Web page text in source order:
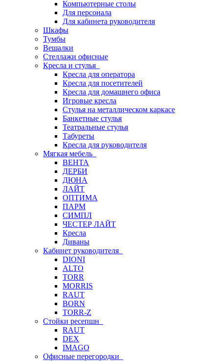
Компьютерные столы
Для персонала
Для кабинета руководителя
Шкафы
Тумбы
Вешалки
Стеллажи офисные
Кресла и стулья
Кресла для оператора
Кресла для посетителей
Кресла для домашнего офиса
Игровые кресла
Стулья на металлическом каркасе
Банкетные стулья
Театральные стулья
Табуреты
Кресла для руководителя
Мягкая мебель
ВЕНТА
ДЕРБИ
ДЮНА
ЛАЙТ
ОПТИМА
ПАРМ
СИМПЛ
ЧЕСТЕР ЛАЙТ
Кресла
Диваны
Кабинет руководителя
DIONI
ALTO
TORR
MORRIS
RAUT
BORN
TORR-Z
Стойки ресепшн
RAUT
DEX
IMAGO
Офисные перегородки